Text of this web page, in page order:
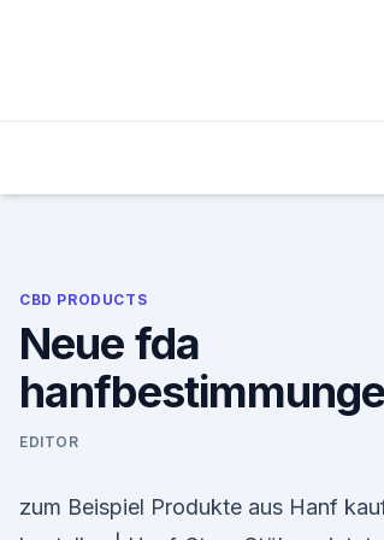
CBD PRODUCTS
Neue fda
EDITOR
zum Beispiel Produkte aus Hanf